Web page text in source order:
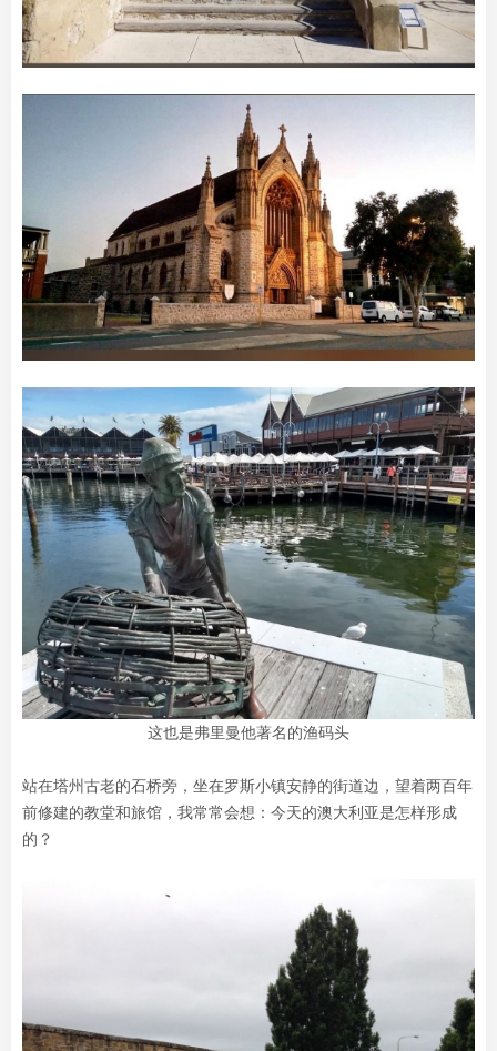
这也是弗里曼他著名的渔码头
站在塔州古老的石桥旁，坐在罗斯小镇安静的街道边，望着两百年
前修建的教堂和旅馆，我常常会想：今天的澳大利亚是怎样形成
的？